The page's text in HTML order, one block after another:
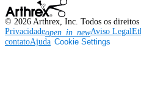
© 2026 Arthrex, Inc. Todos os direitos
Privacidadeopen_in_newAviso Legal
contatoAjuda Cookie Settings